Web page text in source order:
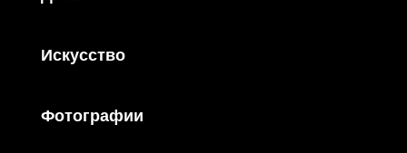
Искусство
Фотографии